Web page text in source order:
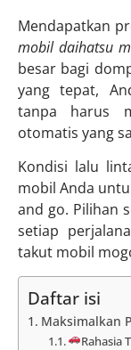
Mendapatkan
mobil daihatsu
besar bagi
yang tepat,
tanpa harus
otomatis yang
Kondisi lalu
mobil Anda
and go. Pilihan
setiap
takut mobil
Daftar isi
Maksimalkan
Rahasia